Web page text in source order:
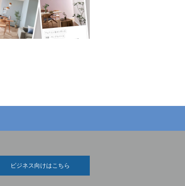
ビジネス向けはこちら